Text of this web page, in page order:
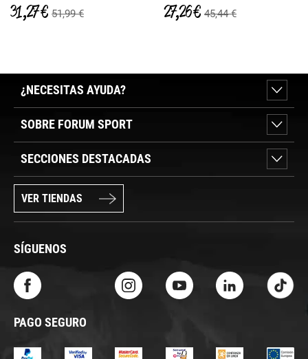
31,27 € 51,99 € 27,26 € 45,44 €
¿NECESITAS AYUDA?
SOBRE FORUM SPORT
SECCIONES DESTACADAS
VER TIENDAS
SÍGUENOS
PAGO SEGURO